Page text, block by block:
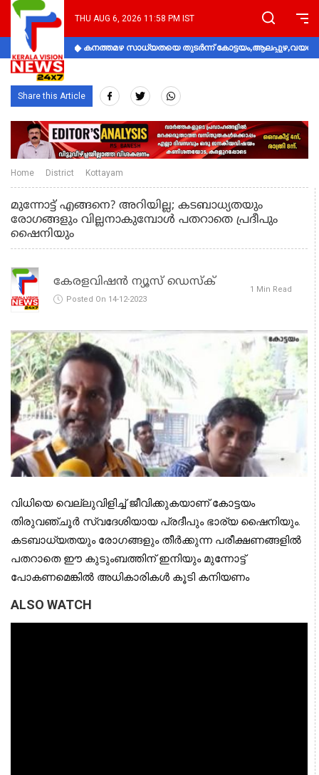
THU AUG 6, 2026 11:58 PM IST
കനത്തമഴ സാധ്യതയെ തുടർന്ന്
Share this Article
Home District Kottayam
മുന്നോട്ട് എങ്ങനെ? അറിയില്ല; കടബാധ്യതയും
രോഗങ്ങളും വില്ലനാകുമ്പോള്‍ പതറാതെ പ്രദീപും
ഷൈനിയും
കേരളവിഷൻ ന്യൂസ് ഡെസ്‌ക്
Posted On 14-12-2023
1 Min Read
വിധിയെ വെല്ലുവിളിച്ച് ജീവിക്കുകയാണ് കോട്ടയം
തിരുവഞ്ചൂര്‍ സ്വദേശിയായ പ്രദീപും ഭാര്യ ഷൈനിയും.
കടബാധ്യതയും രോഗങ്ങളും തീര്‍ക്കുന്ന പരീക്ഷണങ്ങളില്‍
പതറാതെ ഈ കുടുംബത്തിന് ഇനിയും മുന്നോട്ട്
പോകണമെങ്കില്‍ അധികാരികള്‍ കൂടി കനിയണം
ALSO WATCH